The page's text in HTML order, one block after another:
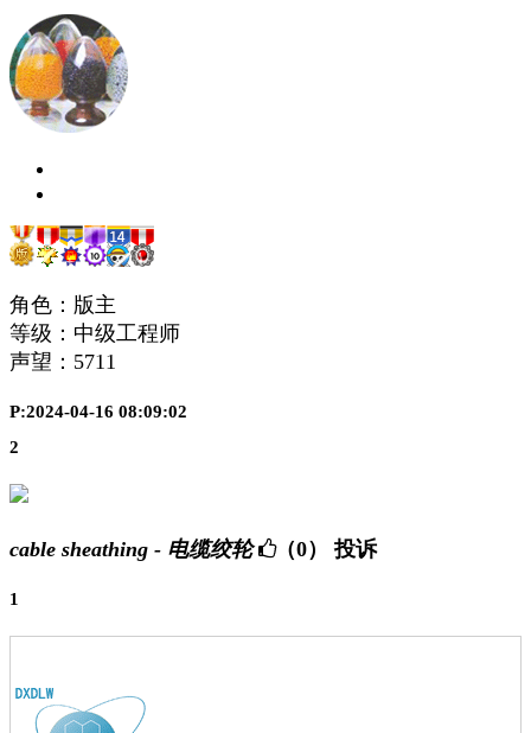
角色：版主
等级：中级工程师
声望： 5711
P:2024-04-16 08:09:02
2
cable sheathing - 电缆绞轮 （0） 投诉
1